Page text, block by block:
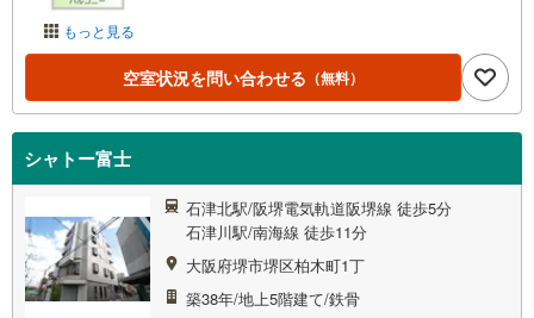
もっと見る
空室状況を問い合わせる （無料）
シャトー富士
石津北駅/阪堺電気軌道阪堺線 徒歩5分
石津川駅/南海線 徒歩11分
大阪府堺市堺区柏木町1丁
築38年/地上5階建て/鉄骨